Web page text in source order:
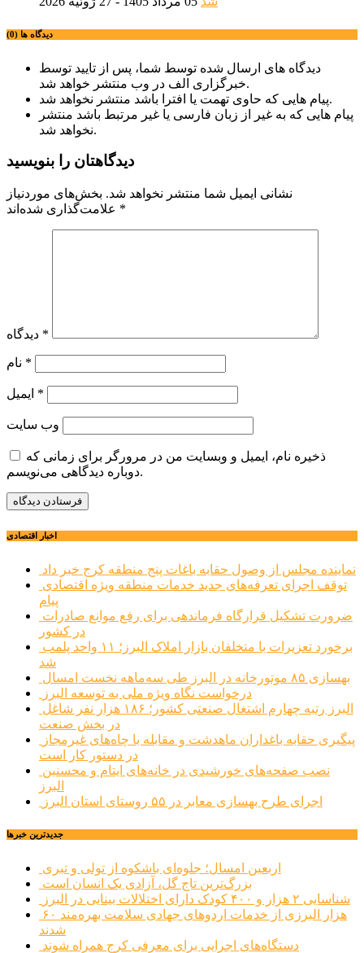
دیدگاه ها (0)
دیدگاه های ارسال شده توسط شما، پس از تایید توسط
خبرگزاری الف در وب منتشر خواهد شد.
پیام هایی که حاوی تهمت یا افترا باشد منتشر نخواهد شد.
پیام هایی که به غیر از زبان فارسی یا غیر مرتبط باشد منتشر
نخواهد شد.
دیدگاهتان را بنویسید
نشانی ایمیل شما منتشر نخواهد شد. بخش‌های موردنیاز
*
*
*
*
وب‌ سایت
ذخیره نام، ایمیل و وبسایت من در مرورگر برای زمانی که
دوباره دیدگاهی می‌نویسم.
اخبار اقتصادی
نماینده مجلس از وصول حقابه باغات پنج منطقه کرج خبر داد
پیام
در کشور
شد
بهسازی ۸۵ موتورخانه در البرز طی سه‌ماهه نخست امسال
درخواست نگاه ویژه ملی به توسعه البرز
در بخش صنعت
در دستور کار است
البرز
اجرای طرح بهسازی معابر در ۵۵ روستای استان البرز
جديدترين خبرها
اربعین امسال؛ جلوه‌ای باشکوه از تولی و تبری
بزرگ‌ترین تاج گل، آزادی یک انسان است
شناسایی ۲ هزار و ۴۰۰ کودک دارای اختلالات بینایی در البرز
۶۰ هزار البرزی از خدمات اردوهای جهادی سلامت بهره‌مند
شدند
دستگاه‌های اجرایی برای معرفی کرج همراه شوند